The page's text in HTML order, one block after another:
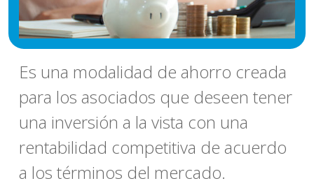
Es una modalidad de ahorro creada
para los asociados que deseen tener
una inversión a la vista con una
rentabilidad competitiva de acuerdo
a los términos del mercado.